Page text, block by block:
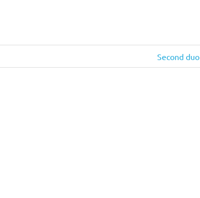
Next
Post:
Second duo